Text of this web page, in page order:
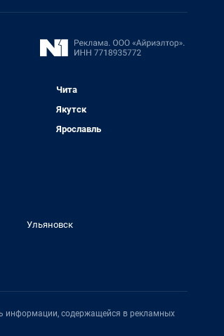
Чита
Якутск
Ярославль
Ульяновск
информации, содержащейся в рекламных